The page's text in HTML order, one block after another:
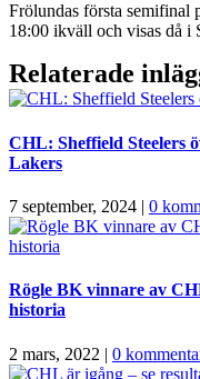
Frölundas första semifinal
18:00 ikväll och visas då i
Relaterade
CHL: Sheffield Steelers
Lakers
7 september, 2024 | 0
Rögle BK vinnare av
historia
2 mars, 2022 | 0